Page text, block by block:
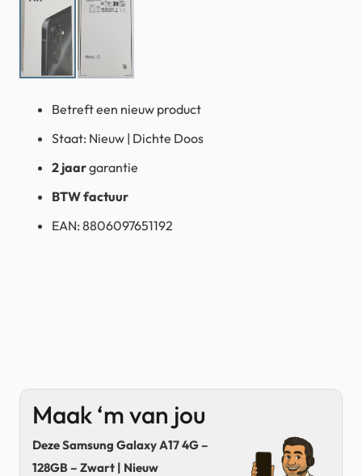
Betreft een nieuw product
Staat: Nieuw | Dichte Doos
2 jaargarantie
BTW factuur
EAN: 8806097651192
Maak ‘m van jou
Deze Samsung Galaxy A17 4G –
128GB – Zwart | Nieuw